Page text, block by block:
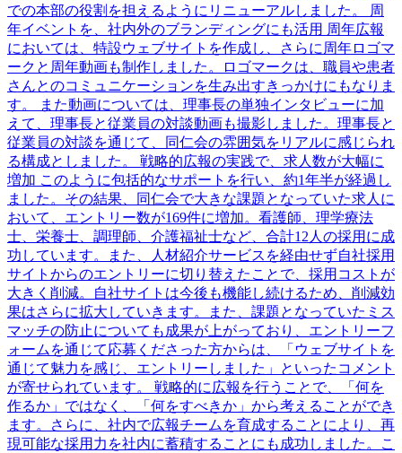
での本部の役割を担えるようにリニューアルしました。 周
年イベントを、社内外のブランディングにも活用 周年広報
においては、特設ウェブサイトを作成し、さらに周年ロゴマ
ークと周年動画も制作しました。ロゴマークは、職員や患者
さんとのコミュニケーションを生み出すきっかけにもなりま
す。 また動画については、理事長の単独インタビューに加
えて、理事長と従業員の対談動画も撮影しました。理事長と
従業員の対談を通じて、同仁会の雰囲気をリアルに感じられ
る構成としました。 戦略的広報の実践で、求人数が大幅に
増加 このように包括的なサポートを行い、約1年半が経過し
ました。その結果、同仁会で大きな課題となっていた求人に
おいて、エントリー数が169件に増加。看護師、理学療法
士、栄養士、調理師、介護福祉士など、合計12人の採用に成
功しています。また、人材紹介サービスを経由せず自社採用
サイトからのエントリーに切り替えたことで、採用コストが
大きく削減。自社サイトは今後も機能し続けるため、削減効
果はさらに拡大していきます。また、課題となっていたミス
マッチの防止についても成果が上がっており、エントリーフ
ォームを通じて応募くださった方からは、「ウェブサイトを
通じて魅力を感じ、エントリーしました」といったコメント
が寄せられています。 戦略的に広報を行うことで、「何を
作るか」ではなく、「何をすべきか」から考えることができ
ます。さらに、社内で広報チームを育成することにより、再
現可能な採用力を社内に蓄積することにも成功しました。こ